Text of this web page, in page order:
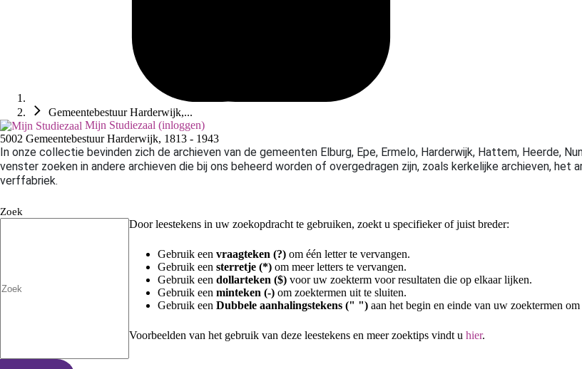
Gemeentebestuur Harderwijk,...
Mijn Studiezaal (inloggen)
5002 Gemeentebestuur Harderwijk, 1813 - 1943
In onze collectie bevinden zich de archieven van de gemeenten Elburg, Epe, Ermelo, Harderwijk, Hattem, Heerde,
venster zoeken in andere archieven die bij ons beheerd worden of overgedragen zijn, zoals kerkelijke archieven,
verffabriek.
Zoek
Door leestekens in uw zoekopdracht te gebruiken, zoekt u specifieker of juist breder:
Gebruik een vraagteken (?) om één letter te vervangen.
Gebruik een sterretje (*) om meer letters te vervangen.
Gebruik een dollarteken ($) voor uw zoekterm voor resultaten die op elkaar lijken.
Gebruik een minteken (-) om zoektermen uit te sluiten.
Gebruik een Dubbele aanhalingstekens (" ") aan het begin en einde van uw zoektermen
Voorbeelden van het gebruik van deze leestekens en meer zoektips vindt u hier.